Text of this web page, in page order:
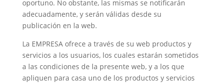
oportuno. No obstante, las mismas se notificarán
adecuadamente, y serán válidas desde su
publicación en la web.
La EMPRESA ofrece a través de su web productos y
servicios a los usuarios, los cuales estarán sometidos
a las condiciones de la presente web, y a los que
apliquen para casa uno de los productos y servicios